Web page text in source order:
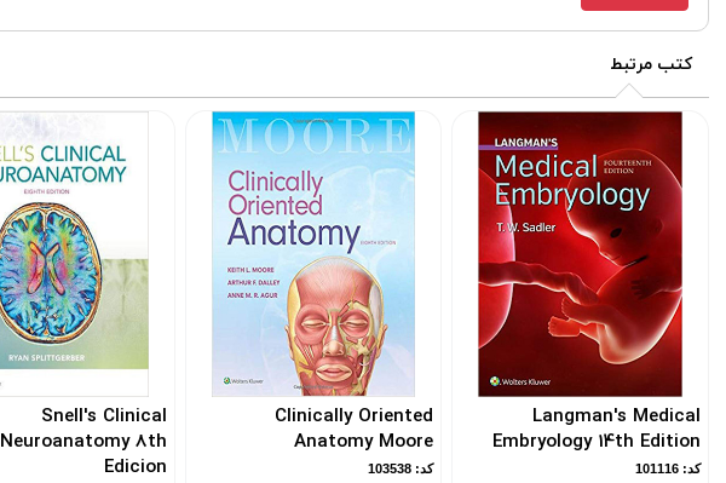
کتب مرتبط
Langman's Medical
Embryology 14th Edition
کد: 101116
Clinically Oriented
Anatomy Moore
کد: 103538
Snell's Clinical
Neuroanatomy 8th
Edicion